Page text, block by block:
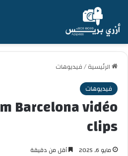
الرئيسية/فيديوهات
فيديوهات
Barcelona vidéo
clips
مايو 6, 2025 أقل من دقيقة